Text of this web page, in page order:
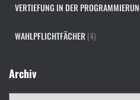
VERTIEFUNG IN DER
WAHLPFLICHTFÄCHER (4)
Archiv